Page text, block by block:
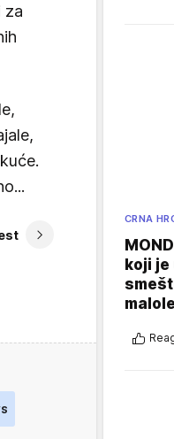
za
CRNA
koji je